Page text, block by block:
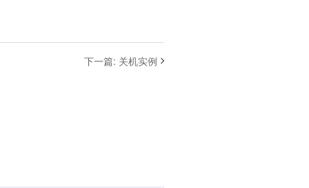
下一篇: 关机实例